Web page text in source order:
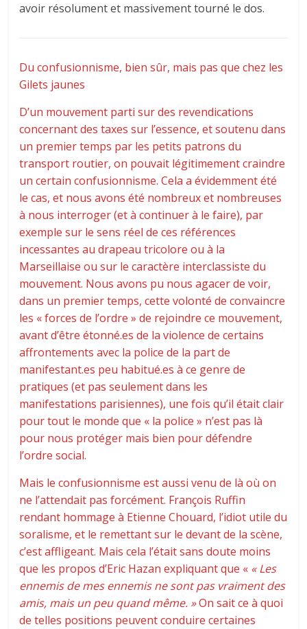
avoir résolument et massivement tourné le dos.
Du confusionnisme, bien sûr, mais pas que chez les
Gilets jaunes
D’un mouvement parti sur des revendications
concernant des taxes sur l’essence, et soutenu dans
un premier temps par les petits patrons du
transport routier, on pouvait légitimement craindre
un certain confusionnisme. Cela a évidemment été
le cas, et nous avons été nombreux et nombreuses
à nous interroger (et à continuer à le faire), par
exemple sur le sens réel de ces références
incessantes au drapeau tricolore ou à la
Marseillaise ou sur le caractère interclassiste du
mouvement. Nous avons pu nous agacer de voir,
dans un premier temps, cette volonté de convaincre
les « forces de l’ordre » de rejoindre ce mouvement,
avant d’être étonné.es de la violence de certains
affrontements avec la police de la part de
manifestant.es peu habitué.es à ce genre de
pratiques (et pas seulement dans les
manifestations parisiennes), une fois qu’il était clair
pour tout le monde que « la police » n’est pas là
pour nous protéger mais bien pour défendre
l’ordre social.
Mais le confusionnisme est aussi venu de là où on
ne l’attendait pas forcément. François Ruffin
rendant hommage à Etienne Chouard, l’idiot utile du
soralisme, et le remettant sur le devant de la scène,
c’est affligeant. Mais cela l’était sans doute moins
que les propos d’Eric Hazan expliquant que « « Les
ennemis de mes ennemis ne sont pas vraiment des
amis, mais un peu quand même. »On sait ce à quoi
de telles positions peuvent conduire certaines